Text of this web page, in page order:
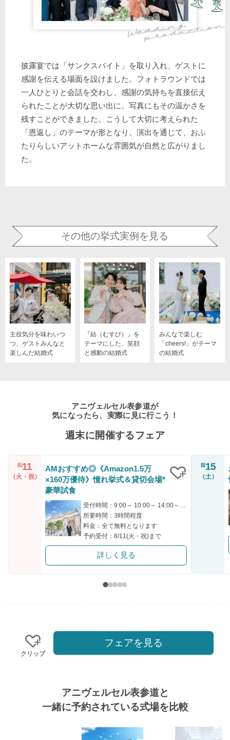
披露宴では「サンクスバイト」を取り入れ、ゲストに
感謝を伝える場面を設けました。フォトラウンドでは
一人ひとりと会話を交わし、感謝の気持ちを直接伝え
られたことが大切な思い出に。写真にもその温かさを
残すことができました。こうして大切に考えられた
「恩返し」のテーマが形となり、演出を通じて、おふ
たりらしいアットホームな雰囲気が自然と広がりまし
た。
その他の挙式実例を見る
主役気分を味わいつ
つ、ゲストみんなと
楽しんだ結婚式
『結（むすび）』を
テーマにした、笑顔
と感動の結婚式
みんなで楽しむ
「cheers!」がテーマ
の結婚式
アニヴェルセル表参道が
気になったら、実際に見に行こう！
週末に開催するフェア
8/11
（火・祝）
AMおすすめ◎《Amazon1.5万
×160万優待》憧れ挙式＆貸切会場*
豪華試食
受付時間：9:00～ 10:00～ 14:00～ 15:00～ 16:00～
所要時間：3時間程度
料金：全て無料となります
予約受付：8/11(火・祝)まで
詳しく見る
8/15
（土）
クリップ
フェアを見る
アニヴェルセル表参道と
一緒に予約されている式場を比較